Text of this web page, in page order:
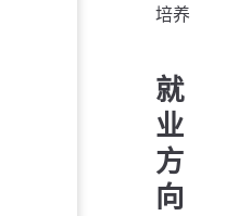
培养
就
业
方
向